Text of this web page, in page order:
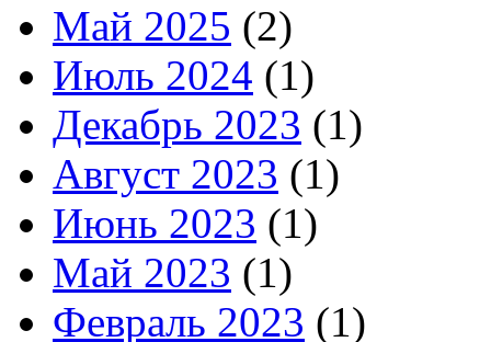
Май 2025 (2)
Июль 2024 (1)
Декабрь 2023 (1)
Август 2023 (1)
Июнь 2023 (1)
Май 2023 (1)
Февраль 2023 (1)